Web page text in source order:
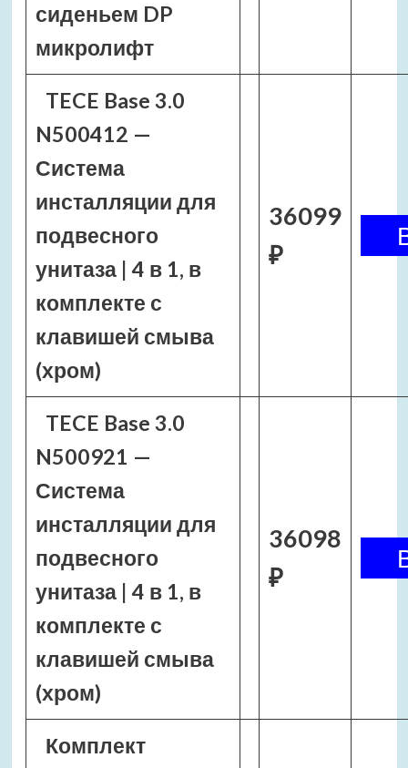
сиденьем DP
микролифт
TECE Base 3.0
N500412 —
Система
инсталляции для
подвесного
унитаза | 4 в 1, в
комплекте с
клавишей смыва
(хром)
36099
₽
TECE Base 3.0
N500921 —
Система
инсталляции для
подвесного
унитаза | 4 в 1, в
комплекте с
клавишей смыва
(хром)
36098
₽
Комплект